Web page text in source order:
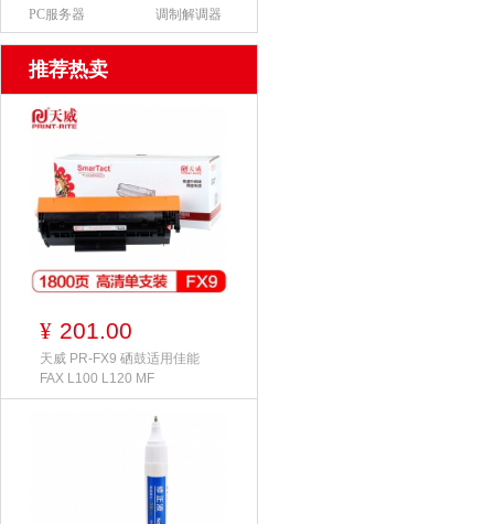
PC服务器
调制解调器
推荐热卖
¥ 201.00
天威 PR-FX9 硒鼓适用佳能
FAX L100 L120 MF